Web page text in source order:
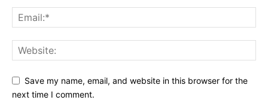
Save my name, email, and website in this browser for the
next time I comment.